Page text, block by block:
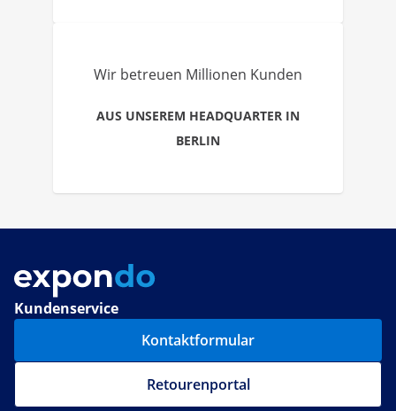
Wir betreuen Millionen Kunden
AUS UNSEREM HEADQUARTER IN
BERLIN
Kundenservice
Kontaktformular
Retourenportal